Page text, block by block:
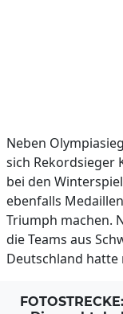
Neben
sich Rekordsieger
bei den
ebenfalls
Triumph machen.
die Teams aus
Deutschland hatte